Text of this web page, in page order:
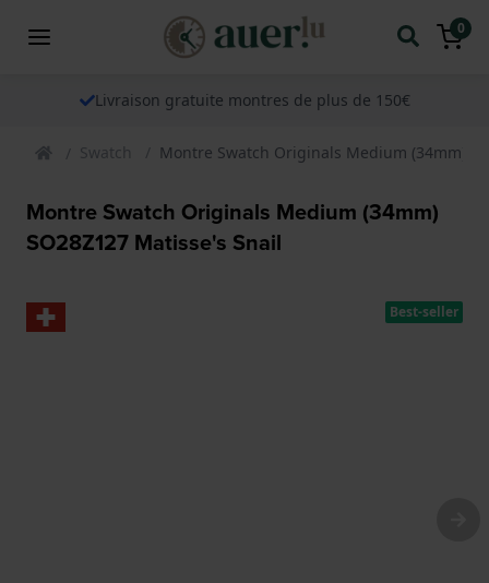
0
Livraison gratuite montres de plus de 150€
Swatch Montre Swatch Originals Medium (34mm)
Montre Swatch Originals Medium (34mm)
SO28Z127 Matisse's Snail
Best-seller